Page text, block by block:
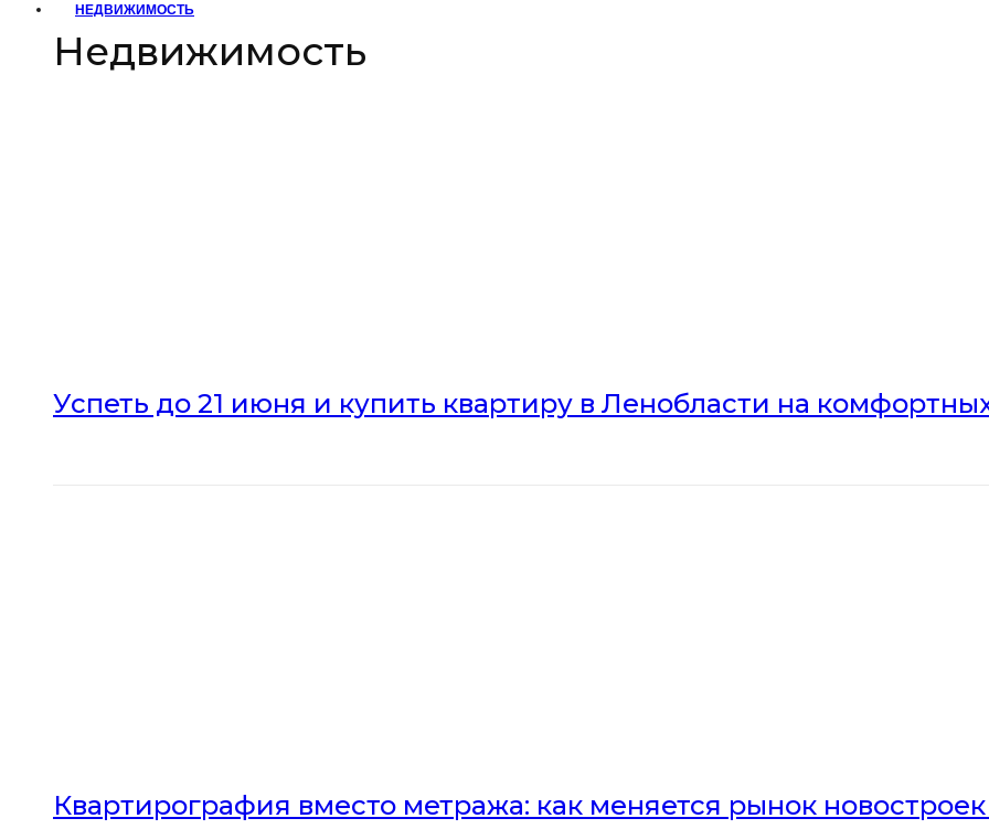
НЕДВИЖИМОСТЬ
Недвижимость
Успеть до 21 июня и купить квартиру в Ленобласти на
Квартирография вместо метража: как меняется рынок